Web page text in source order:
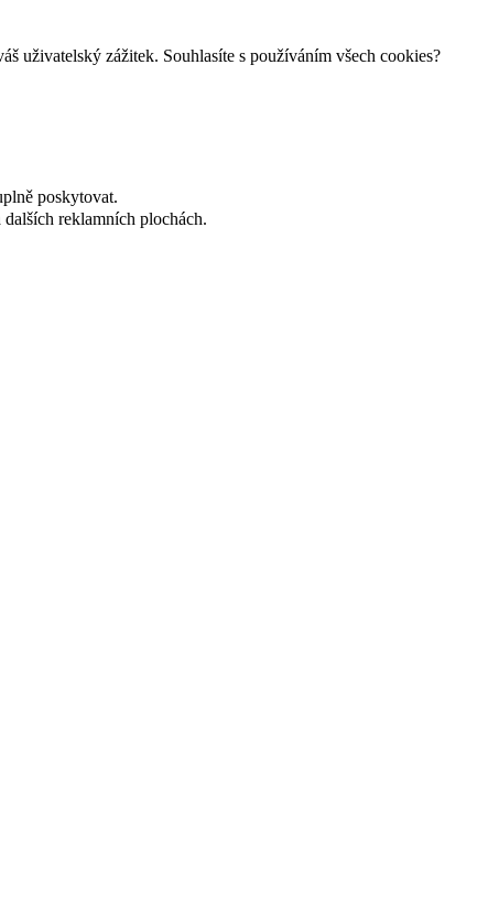
uživatelský zážitek. Souhlasíte s používáním všech cookies?
poskytovat.
reklamních plochách.